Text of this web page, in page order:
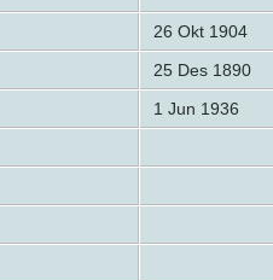
26 Okt 1904
25 Des 1890
1 Jun 1936